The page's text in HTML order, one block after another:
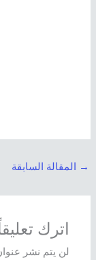
→ المقالة السابقة
اترك
لن يتم نشر